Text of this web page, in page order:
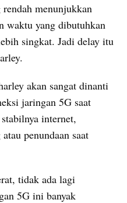
menunjukkan
waktu yang dibutuhkan
singkat. Jadi delay itu
akan sangat dinanti
jaringan 5G saat
internet,
penundaan saat
tidak ada lagi
5G ini banyak